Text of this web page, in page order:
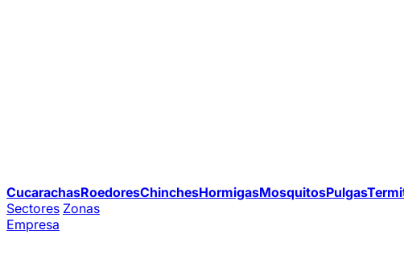
CucarachasRoedoresChinchesHormigasMosquitosPulgas
Sectores Zonas
Empresa